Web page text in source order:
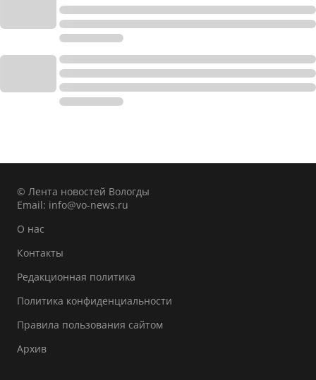
© Лента новостей Вологды
Email: info@vo-news.ru
О нас
Контакты
Редакционная политика
Политика конфиденциальности
Правила пользования сайтом
Архив